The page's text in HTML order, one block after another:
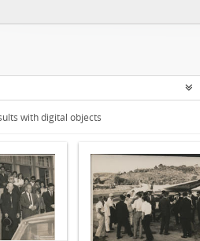
with digital objects